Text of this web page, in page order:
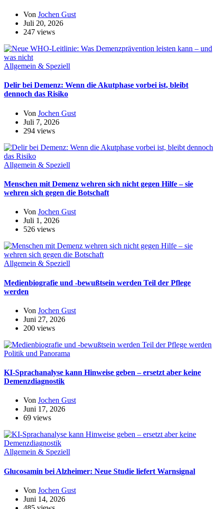
Von Jochen Gust
Juli 20, 2026
247 views
Allgemein & Speziell
Delir bei Demenz: Wenn die Akutphase vorbei ist, bleibt
dennoch das Risiko
Von Jochen Gust
Juli 7, 2026
294 views
Allgemein & Speziell
Menschen mit Demenz wehren sich nicht gegen Hilfe – sie
wehren sich gegen die Botschaft
Von Jochen Gust
Juli 1, 2026
526 views
Allgemein & Speziell
Medienbiografie und -bewußtsein werden Teil der Pflege
werden
Von Jochen Gust
Juni 27, 2026
200 views
Politik und Panorama
KI-Sprachanalyse kann Hinweise geben – ersetzt aber keine
Demenzdiagnostik
Von Jochen Gust
Juni 17, 2026
69 views
Allgemein & Speziell
Glucosamin bei Alzheimer: Neue Studie liefert Warnsignal
Von Jochen Gust
Juni 14, 2026